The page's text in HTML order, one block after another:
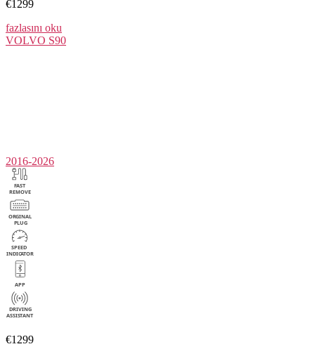
€1299
fazlasını oku
VOLVO S90
2016-2026
€1299